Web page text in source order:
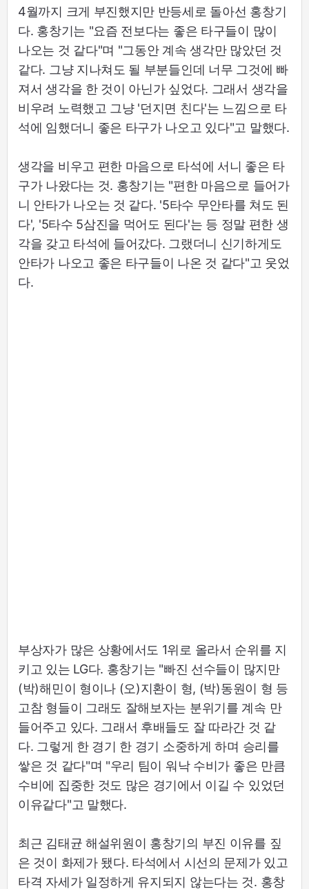
4월까지 크게 부진했지만 반등세로 돌아선 홍창기
다. 홍창기는 "요즘 전보다는 좋은 타구들이 많이
나오는 것 같다"며 "그동안 계속 생각만 많았던 것
같다. 그냥 지나쳐도 될 부분들인데 너무 그것에 빠
져서 생각을 한 것이 아닌가 싶었다. 그래서 생각을
비우려 노력했고 그냥 '던지면 친다'는 느낌으로 타
석에 임했더니 좋은 타구가 나오고 있다"고 말했다.
생각을 비우고 편한 마음으로 타석에 서니 좋은 타
구가 나왔다는 것. 홍창기는 "편한 마음으로 들어가
니 안타가 나오는 것 같다. '5타수 무안타를 쳐도 된
다', '5타수 5삼진을 먹어도 된다'는 등 정말 편한 생
각을 갖고 타석에 들어갔다. 그랬더니 신기하게도
안타가 나오고 좋은 타구들이 나온 것 같다"고 웃었
다.
부상자가 많은 상황에서도 1위로 올라서 순위를 지
키고 있는 LG다. 홍창기는 "빠진 선수들이 많지만
(박)해민이 형이나 (오)지환이 형, (박)동원이 형 등
고참 형들이 그래도 잘해보자는 분위기를 계속 만
들어주고 있다. 그래서 후배들도 잘 따라간 것 같
다. 그렇게 한 경기 한 경기 소중하게 하며 승리를
쌓은 것 같다"며 "우리 팀이 워낙 수비가 좋은 만큼
수비에 집중한 것도 많은 경기에서 이길 수 있었던
이유같다"고 말했다.
최근 김태균 해설위원이 홍창기의 부진 이유를 짚
은 것이 화제가 됐다. 타석에서 시선의 문제가 있고
타격 자세가 일정하게 유지되지 않는다는 것. 홍창